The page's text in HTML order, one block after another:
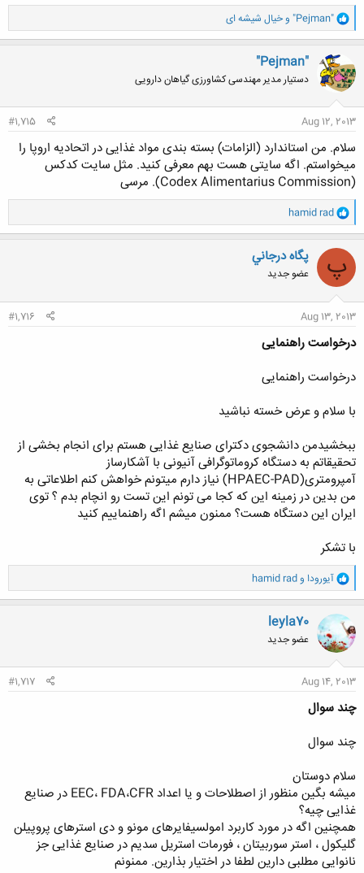
و
ا
ک
ن
ش
ه
ا
"Pejman" و خیال شیشه ای
"Pejman"
دستیار مدیر مهندسی کشاورزی گیاهان دارویی
Aug 12, 2013
#1,715
سلام. من استاندارد (الزامات) بسته بندی مواد غذایی در اتحادیه اروپا را
میخواستم. اگه سایتی هست بهم معرفی کنید. مثل سایت کدکس
(Codex Alimentarius Commission). مرسی
و
ا
ک
ن
ش
ه
ا
hamid rad
پ پگاه درجاني
عضو جدید
Aug 13, 2013
#1,716
درخواست راهنمایی
درخواست راهنمایی
با سلام و عرض خسته نباشید
ببخشیدمن دانشجوی دکترای صنایع غذایی هستم برای انجام بخشی از
تحقیقاتم به دستگاه کروماتوگرافی آنیونی با آشکارساز
آمپرومتری(HPAEC-PAD) نیاز دارم میتونم خواهش کنم اطلاعاتی به
من بدین در زمینه این که کجا می تونم این تست رو انچام بدم ؟ توی
ایران این دستگاه هست؟ ممنون میشم اگه راهنماییم کنید
با تشکر​
و
ا
ک
ن
ش
ه
ا
آیورودا و hamid rad
leyla70
عضو جدید
Aug 14, 2013
#1,717
چند سوال
چند سوال
سلام دوستان
میشه بگین منظور از اصطلاحات و یا اعداد EEC، FDA،CFR در صنایع
غذایی چیه؟
همچنین اگه در مورد کاربرد امولسیفایرهای مونو و دی استرهای پروپیلن
گلیکول ، استر سوربیتان ، فورمات استریل سدیم در صنایع غذایی جز
نانوایی مطلبی دارین لطفا در اختیار بذارین. ممنونم